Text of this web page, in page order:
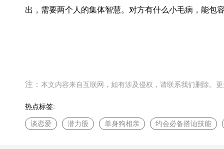
出，需要两个人的集体智慧。对方有什么小毛病，能包
注： 本文内容来自互联网，如有涉及侵权，请联系我们删除。
热点标签:
谈恋爱 潜力股 单身狗相亲 约会必备搭讪技能